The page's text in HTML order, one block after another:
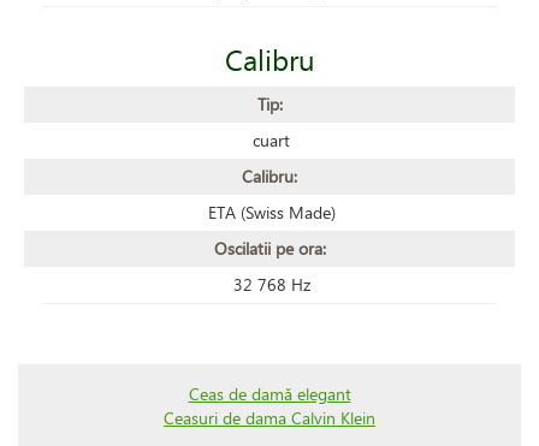
Calibru
Tip:
cuart
Calibru:
ETA (Swiss Made)
Oscilatii pe ora:
32 768 Hz
Ceas de damă elegant
Ceasuri de dama Calvin Klein